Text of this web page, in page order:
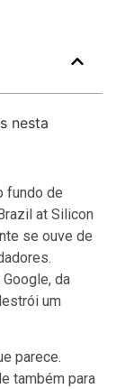
nesta
fundo de
at Silicon
se ouve de
da
um
parece.
também para